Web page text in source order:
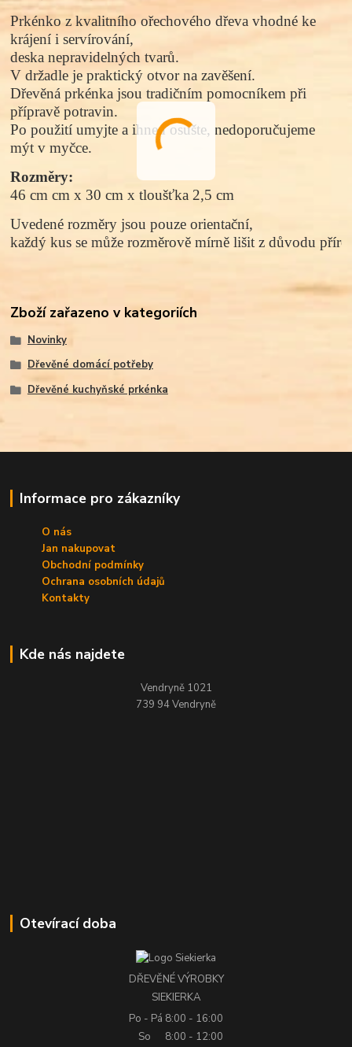
Prkénko z kvalitníhoořechového dřeva vhodné ke
krájení i servírování,
deska nepravidelných tvarů.
V držadle je praktický otvor na zavěšení.
Dřevěná prkénka jsou tradičním pomocníkem při
přípravě potravin.
Po použití umyjte a ihned osušte, nedoporučujeme
mýt v myčce.
Rozměry:
46 cm cm x 30 cm x tloušťka 2,5 cm
Uvedené rozměry jsou pouze orientační,
každý kus se může rozměrově mírně lišit z důvodu
Zboží zařazeno v kategoriích
Novinky
Dřevěné domácí potřeby
Dřevěné kuchyňské prkénka
Informace pro zákazníky
O nás
Jan nakupovat
Obchodní podmínky
Ochrana osobních údajů
Kontakty
Kde nás najdete
Vendryně 1021
739 94 Vendryně
Otevírací doba
DŘEVĚNÉ VÝROBKY
SIEKIERKA
Po - Pá 8:00 - 16:00
So
8:00 - 12:00